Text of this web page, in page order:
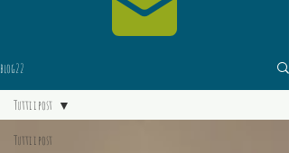
blog22
Tutti i post
Tutti i post